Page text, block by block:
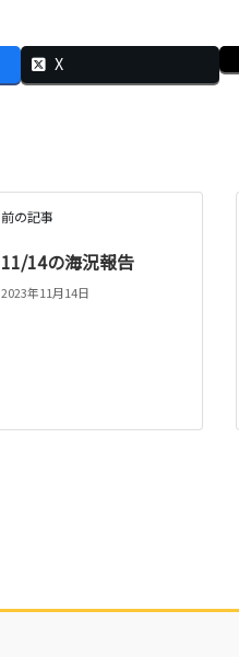
X
前の記事
11/14の海況報告
2023年11月14日